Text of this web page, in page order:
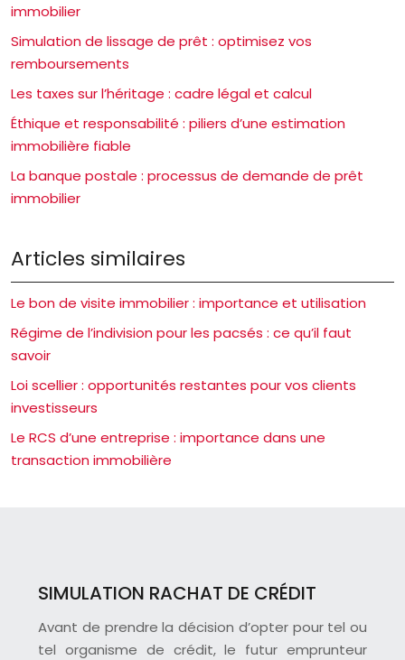
immobilier
Simulation de lissage de prêt : optimisez vos
remboursements
Les taxes sur l’héritage : cadre légal et calcul
Éthique et responsabilité : piliers d’une estimation
immobilière fiable
La banque postale : processus de demande de prêt
immobilier
Articles similaires
Le bon de visite immobilier : importance et utilisation
Régime de l’indivision pour les pacsés : ce qu’il faut
savoir
Loi scellier : opportunités restantes pour vos clients
investisseurs
Le RCS d’une entreprise : importance dans une
transaction immobilière
SIMULATION RACHAT DE CRÉDIT
Avant de prendre la décision d’opter pour tel ou
tel organisme de crédit, le futur emprunteur